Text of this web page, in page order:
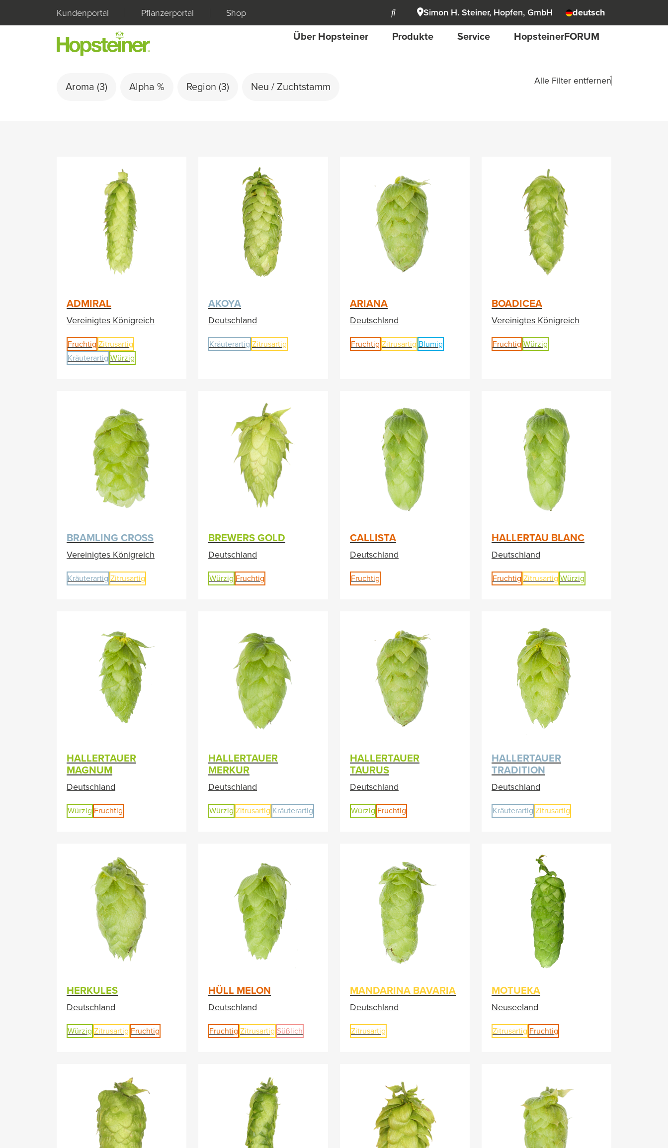
Kundenportal Pflanzerportal Shop Simon H. Steiner, Hopfen, GmbH deutsch
Über Hopsteiner Produkte Service HopsteinerFORUM
Aroma (3) Alpha % Region (3) Neu / Zuchtstamm
Alle Filter entfernen
ADMIRAL
Vereinigtes Königreich
Fruchtig Zitrusartig
Kräuterartig Würzig
AKOYA
Deutschland
Kräuterartig Zitrusartig
ARIANA
Deutschland
Fruchtig Zitrusartig Blumig
BOADICEA
Vereinigtes Königreich
Fruchtig Würzig
BRAMLING CROSS
Vereinigtes Königreich
Kräuterartig Zitrusartig
BREWERS GOLD
Deutschland
Würzig Fruchtig
CALLISTA
Deutschland
Fruchtig
HALLERTAU BLANC
Deutschland
Fruchtig Zitrusartig Würzig
HALLERTAUER
MAGNUM
Deutschland
Würzig Fruchtig
HALLERTAUER
MERKUR
Deutschland
Würzig Zitrusartig Kräuterartig
HALLERTAUER
TAURUS
Deutschland
Würzig Fruchtig
HALLERTAUER
TRADITION
Deutschland
Kräuterartig Zitrusartig
HERKULES
Deutschland
Würzig Zitrusartig Fruchtig
HÜLL MELON
Deutschland
Fruchtig Zitrusartig Süßlich
MANDARINA BAVARIA
Deutschland
Zitrusartig
MOTUEKA
Neuseeland
Zitrusartig Fruchtig